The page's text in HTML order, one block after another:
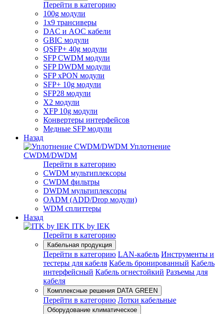
Перейти в категорию
100g модули
1x9 трансиверы
DAC и AOC кабели
GBIC модули
QSFP+ 40g модули
SFP CWDM модули
SFP DWDM модули
SFP xPON модули
SFP+ 10g модули
SFP28 модули
X2 модули
XFP 10g модули
Конвертеры интерфейсов
Медные SFP модули
Назад
Уплотнение
CWDM/DWDM
Перейти в категорию
CWDM мультиплексоры
CWDM фильтры
DWDM мультиплексоры
OADM (ADD/Drop модули)
WDM сплиттеры
Назад
ITK by IEK
Перейти в категорию
Кабельная продукция
Перейти в категорию LAN-кабель Инструменты и
тестеры для кабеля Кабель бронированный Кабель
интерфейсный Кабель огнестойкий Разъемы для
кабеля
Комплексные решения DATA GREEN
Перейти в категорию Лотки кабельные
Оборудование климатическое